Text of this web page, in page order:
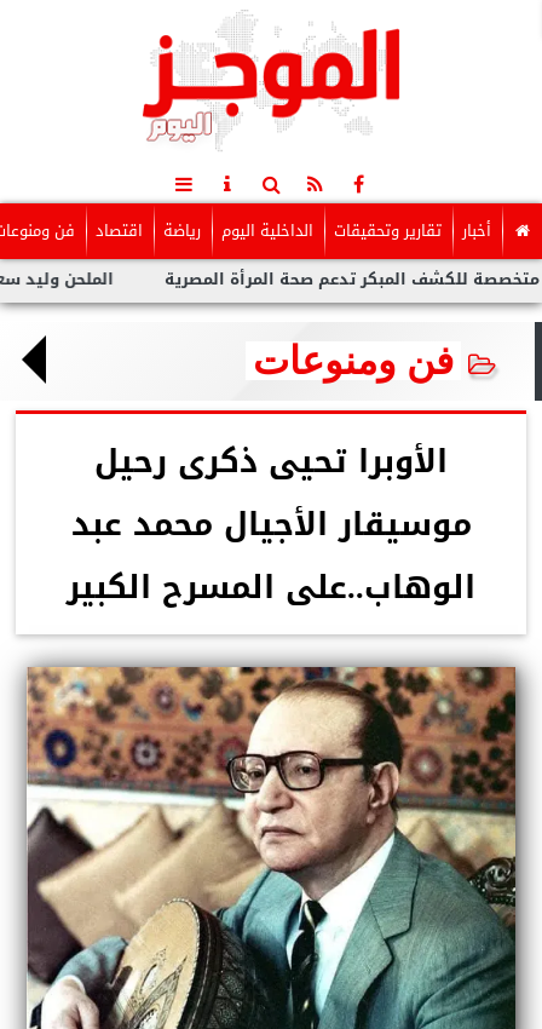
أخبار تقارير وتحقيقات الداخلية اليوم رياضة اقتصاد فن
الملحن وليد سعد : أزمة تدعم صحة المرأة المصرية
فن ومنوعات
الأوبرا تحيى ذكرى رحيل
موسيقار الأجيال محمد عبد
الوهاب..على المسرح الكبير